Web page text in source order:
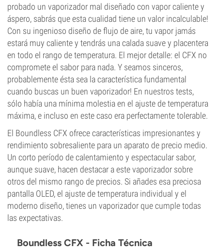
probado un vaporizador mal diseñado con vapor caliente y
áspero, sabrás que esta cualidad tiene un valor incalculable!
Con su ingenioso diseño de flujo de aire, tu vapor jamás
estará muy caliente y tendrás una calada suave y placentera
en todo el rango de temperatura. El mejor detalle: el CFX no
compromete el sabor para nada. Y seamos sinceros,
probablemente ésta sea la característica fundamental
cuando buscas un buen vaporizador! En nuestros tests,
sólo había una mínima molestia en el ajuste de temperatura
máxima, e incluso en este caso era perfectamente tolerable.
El Boundless CFX ofrece características impresionantes y
rendimiento sobresaliente para un aparato de precio medio.
Un corto período de calentamiento y espectacular sabor,
aunque suave, hacen destacar a este vaporizador sobre
otros del mismo rango de precios. Si añades esa preciosa
pantalla OLED, el ajuste de temperatura individual y el
moderno diseño, tienes un vaporizador que cumple todas
las expectativas.
Boundless CFX - Ficha Técnica